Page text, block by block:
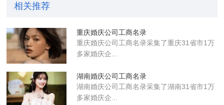
相关推荐
重庆婚庆公司工商名录
重庆婚庆公司工商名录采集了重庆31省市1万
多家婚庆企...
湖南婚庆公司工商名录
湖南婚庆公司工商名录采集了湖南31省市1万
多家婚庆企...